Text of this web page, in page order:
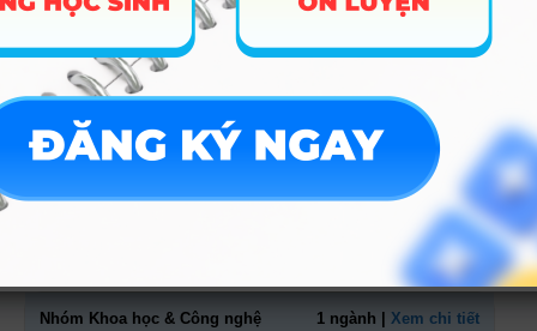
Nhóm Ngôn ngữ & Văn hóa 16 ngành |Xem chi tiết
Nhóm KHXH&NV - Luật Xem chi tiết
Xem chi tiết
Xem chi tiết
Nhóm Khoa học & Công nghệ
1 ngành | Xem chi tiết